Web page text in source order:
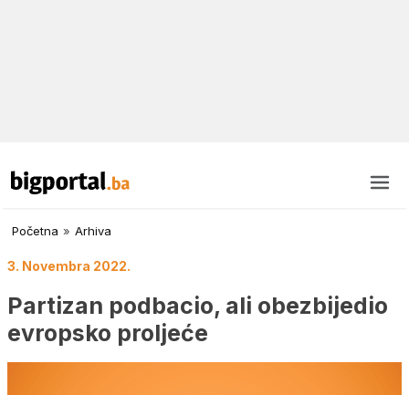
Početna » Arhiva
3. Novembra 2022.
Partizan podbacio, ali obezbijedio
evropsko proljeće